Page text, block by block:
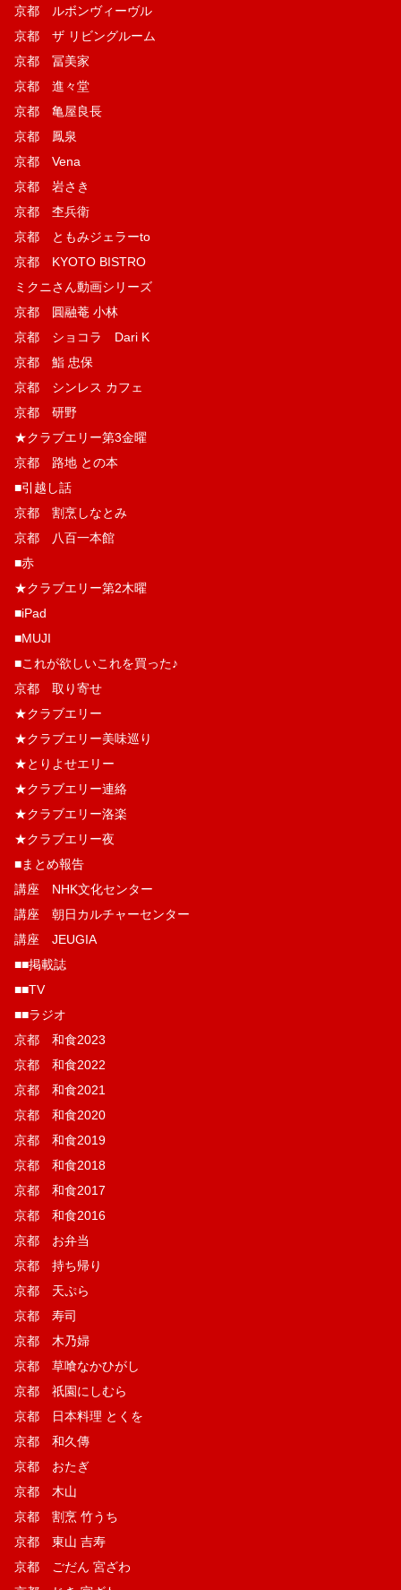
京都 ルボンヴィーヴル
京都 ザ リビングルーム
京都 冨美家
京都 進々堂
京都 亀屋良長
京都 鳳泉
京都 Vena
京都 岩さき
京都 杢兵衛
京都 ともみジェラーto
京都 KYOTO BISTRO
ミクニさん動画シリーズ
京都 圓融菴 小林
京都 ショコラ Dari K
京都 鮨 忠保
京都 シンレス カフェ
京都 研野
★クラブエリー第3金曜
京都 路地 との本
■引越し話
京都 割烹しなとみ
京都 八百一本館
■赤
★クラブエリー第2木曜
■iPad
■MUJI
■これが欲しいこれを買った♪
京都 取り寄せ
★クラブエリー
★クラブエリー美味巡り
★とりよせエリー
★クラブエリー連絡
★クラブエリー洛楽
★クラブエリー夜
■まとめ報告
講座 NHK文化センター
講座 朝日カルチャーセンター
講座 JEUGIA
■■掲載誌
■■TV
■■ラジオ
京都 和食2023
京都 和食2022
京都 和食2021
京都 和食2020
京都 和食2019
京都 和食2018
京都 和食2017
京都 和食2016
京都 お弁当
京都 持ち帰り
京都 天ぷら
京都 寿司
京都 木乃婦
京都 草喰なかひがし
京都 祇園にしむら
京都 日本料理 とくを
京都 和久傳
京都 おたぎ
京都 木山
京都 割烹 竹うち
京都 東山 吉寿
京都 ごだん 宮ざわ